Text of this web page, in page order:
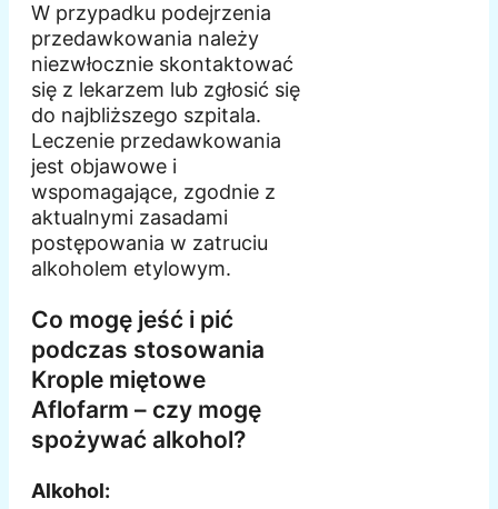
W przypadku podejrzenia
przedawkowania należy
niezwłocznie skontaktować
się z lekarzem lub zgłosić się
do najbliższego szpitala.
Leczenie przedawkowania
jest objawowe i
wspomagające, zgodnie z
aktualnymi zasadami
postępowania w zatruciu
alkoholem etylowym.
Co mogę jeść i pić
podczas stosowania
Krople miętowe
Aflofarm – czy mogę
spożywać alkohol?
Alkohol: